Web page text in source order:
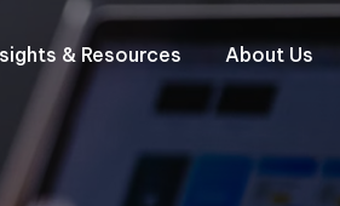
& Resources About Us